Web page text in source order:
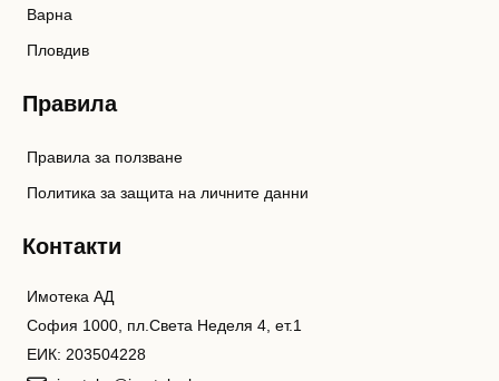
Варна
Пловдив
Правила
Правила за ползване
Политика за защита на личните данни
Контакти
Имотека АД
София 1000, пл.Света Неделя 4, ет.1
ЕИК: 203504228